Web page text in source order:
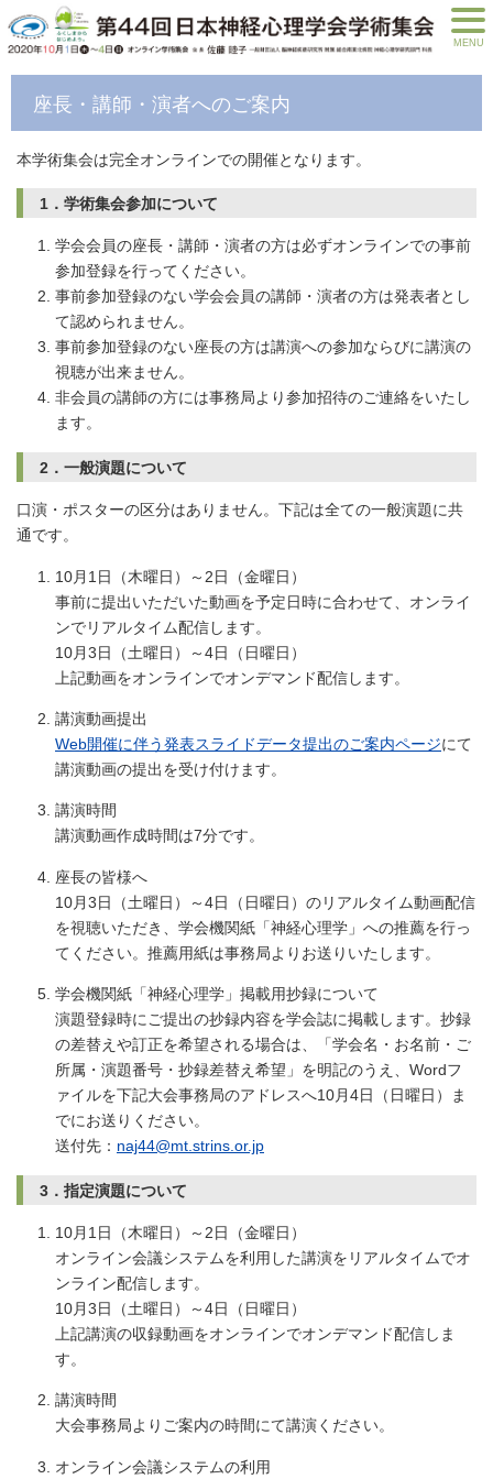
MENU
座長・講師・演者へのご案内
本学術集会は完全オンラインでの開催となります。
1．学術集会参加について
学会会員の座長・講師・演者の方は必ずオンラインでの事前
参加登録を行ってください。
事前参加登録のない学会会員の講師・演者の方は発表者とし
て認められません。
事前参加登録のない座長の方は講演への参加ならびに講演の
視聴が出来ません。
非会員の講師の方には事務局より参加招待のご連絡をいたし
ます。
2．一般演題について
口演・ポスターの区分はありません。下記は全ての一般演題に共
通です。
10月1日（木曜日）～2日（金曜日）
事前に提出いただいた動画を予定日時に合わせて、オンライ
ンでリアルタイム配信します。
10月3日（土曜日）～4日（日曜日）
上記動画をオンラインでオンデマンド配信します。
講演動画提出
Web開催に伴う発表スライドデータ提出のご案内ページにて
講演動画の提出を受け付けます。
講演時間
講演動画作成時間は7分です。
座長の皆様へ
10月3日（土曜日）～4日（日曜日）のリアルタイム動画配信
を視聴いただき、学会機関紙「神経心理学」への推薦を行っ
てください。推薦用紙は事務局よりお送りいたします。
学会機関紙「神経心理学」掲載用抄録について
演題登録時にご提出の抄録内容を学会誌に掲載します。抄録
の差替えや訂正を希望される場合は、「学会名・お名前・ご
所属・演題番号・抄録差替え希望」を明記のうえ、Wordフ
ァイルを下記大会事務局のアドレスへ10月4日（日曜日）ま
でにお送りください。
送付先： naj44@mt.strins.or.jp
3．指定演題について
10月1日（木曜日）～2日（金曜日）
オンライン会議システムを利用した講演をリアルタイムでオ
ンライン配信します。
10月3日（土曜日）～4日（日曜日）
上記講演の収録動画をオンラインでオンデマンド配信しま
す。
講演時間
大会事務局よりご案内の時間にて講演ください。
オンライン会議システムの利用